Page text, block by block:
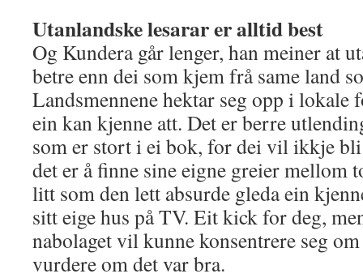
Utanlandske lesarar er alltid best
Og Kundera går lenger, han meiner at
betre enn dei som kjem frå same land
Landsmennene hektar seg opp i
ein kan kjenne att. Det er berre
som er stort i ei bok, for dei vil ikkje
det er å finne sine eigne greier mellom
litt som den lett absurde gleda ein
sitt eige hus på TV. Eit kick for deg,
nabolaget vil kunne konsentrere seg
vurdere om det var bra.